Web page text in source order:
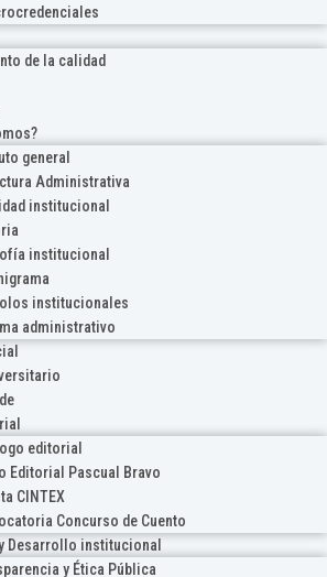
de la calidad
general
Administrativa
institucional
institucional
institucionales
administrativo
editorial
Editorial Pascual Bravo
CINTEX
Concurso de Cuento
Desarrollo institucional
y Ética Pública